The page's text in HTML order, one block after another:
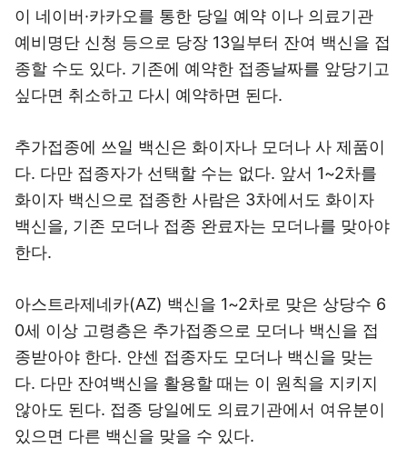
이 네이버·카카오를 통한 당일 예약 이나 의료기관
예비명단 신청 등으로 당장 13일부터 잔여 백신을 접
종할 수도 있다. 기존에 예약한 접종날짜를 앞당기고
싶다면 취소하고 다시 예약하면 된다.
추가접종에 쓰일 백신은 화이자나 모더나 사 제품이
다. 다만 접종자가 선택할 수는 없다. 앞서 1~2차를
화이자 백신으로 접종한 사람은 3차에서도 화이자
백신을, 기존 모더나 접종 완료자는 모더나를 맞아야
한다.
아스트라제네카(AZ) 백신을 1~2차로 맞은 상당수 6
0세 이상 고령층은 추가접종으로 모더나 백신을 접
종받아야 한다. 얀센 접종자도 모더나 백신을 맞는
다. 다만 잔여백신을 활용할 때는 이 원칙을 지키지
않아도 된다. 접종 당일에도 의료기관에서 여유분이
있으면 다른 백신을 맞을 수 있다.